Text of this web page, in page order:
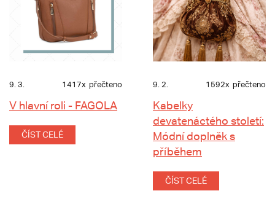
9. 3. 1417x přečteno
V hlavní roli - FAGOLA
ČÍST CELÉ
9. 2. 1592x přečteno
Kabelky
devatenáctého století:
Módní doplněk s
příběhem
ČÍST CELÉ